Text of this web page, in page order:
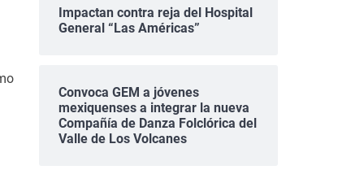
Impactan contra reja del Hospital
General “Las Américas”
Convoca GEM a jóvenes
mexiquenses a integrar la nueva
Compañía de Danza Folclórica del
Valle de Los Volcanes